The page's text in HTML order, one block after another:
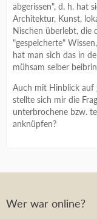
abgerissen", d. h. hat
Architektur, Kunst,
Nischen überlebt, die
"gespeicherte"
hat man sich das in
mühsam selber
Auch mit Hinblick auf
stellte sich mir die
unterbrochene bzw.
anknüpfen?
Wer war online?